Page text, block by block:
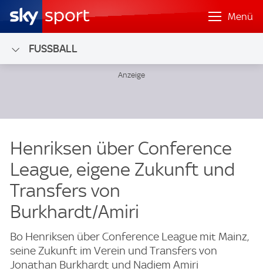
Menü
FUSSBALL
Henriksen über Conference
League, eigene Zukunft und
Transfers von
Burkhardt/Amiri
Bo Henriksen über Conference League mit Mainz,
seine Zukunft im Verein und Transfers von
Jonathan Burkhardt und Nadiem Amiri